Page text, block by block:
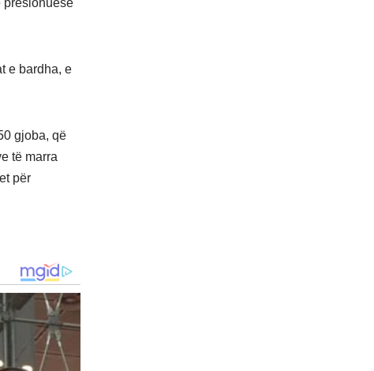
presionuese
e bardha, e
gjoba, që
të marra
për